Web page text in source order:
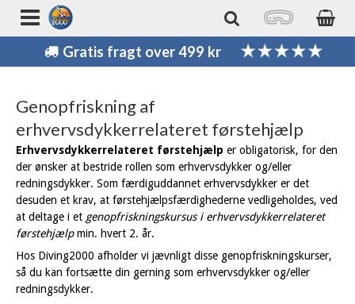
Gratis fragt over 499 kr
Genopfriskning af
erhvervsdykkerrelateret førstehjælp
Erhvervsdykkerrelateret førstehjælp er obligatorisk, for den
der ønsker at bestride rollen som erhvervsdykker og/eller
redningsdykker. Som færdiguddannet erhvervsdykker er det
desuden et krav, at førstehjælpsfærdighederne vedligeholdes, ved
at deltage i et genopfriskningskursus i erhvervsdykkerrelateret
førstehjælpmin. hvert 2. år.
Hos Diving2000 afholder vi jævnligt disse genopfriskningskurser,
så du kan fortsætte din gerning som erhvervsdykker og/eller
redningsdykker.